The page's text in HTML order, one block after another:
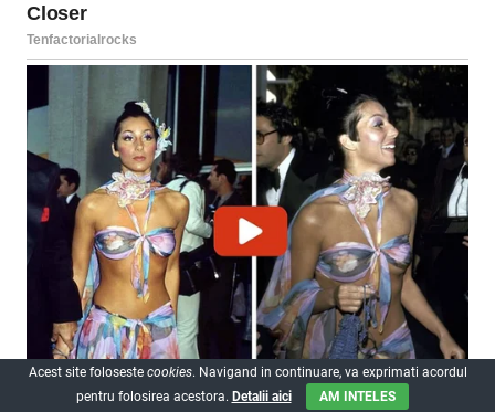
Acest site foloseste cookies. Navigand in continuare, va exprimati acordul
pentru folosirea acestora. Detalii aici AM INTELES